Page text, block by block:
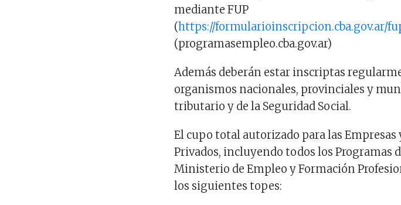
mediante FUP
(https://formularioinscripcion.cba.gov.ar/
(programasempleo.cba.gov.ar)
Además deberán estar inscriptas
organismos nacionales, provinciales y
tributario y de la Seguridad Social.
El cupo total autorizado para las Empresas
Privados, incluyendo todos los Programas
Ministerio de Empleo y Formación
los siguientes topes: